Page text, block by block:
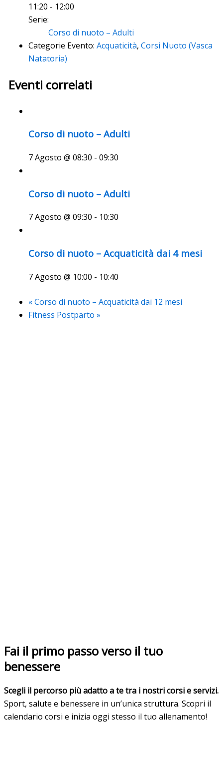
11:20 - 12:00
Serie:
Corso di nuoto – Adulti
Categorie Evento: Acquaticità, Corsi Nuoto (Vasca
Natatoria)
Eventi correlati
Corso di nuoto – Adulti
7 Agosto @ 08:30 - 09:30
Corso di nuoto – Adulti
7 Agosto @ 09:30 - 10:30
Corso di nuoto – Acquaticità dai 4 mesi
7 Agosto @ 10:00 - 10:40
«Corso di nuoto – Acquaticità dai 12 mesi
Fitness Postparto »
Fai il primo passo verso il tuo
benessere
Scegli il percorso più adatto a te tra i nostri corsi e servizi.
Sport, salute e benessere in un’unica struttura. Scopri il
calendario corsi e inizia oggi stesso il tuo allenamento!